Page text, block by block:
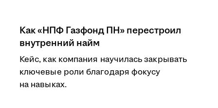
Как «НПФ Газфонд ПН» перестроил
внутренний найм
Кейс, как компания научилась закрывать
ключевые роли благодаря фокусу
на навыках.